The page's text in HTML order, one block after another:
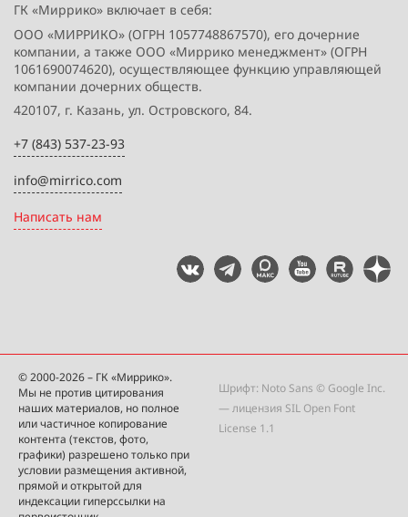
ГК «Миррико» включает в себя:
ООО «МИРРИКО» (ОГРН 1057748867570), его дочерние
компании, а также ООО «Миррико менеджмент» (ОГРН
1061690074620), осуществляющее функцию управляющей
компании дочерних обществ.
420107, г. Казань, ул. Островского, 84.
+7 (843) 537-23-93
info@mirrico.com
Написать нам
© 2000-2026 – ГК «Миррико».
Мы не против цитирования
наших материалов, но полное
или частичное копирование
контента (текстов, фото,
графики) разрешено только при
условии размещения активной,
прямой и открытой для
индексации гиперссылки на
Шрифт: Noto Sans © Google Inc.
— лицензия SIL Open Font
License 1.1